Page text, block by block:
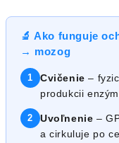
🔬 Ako funguje
→ mozog
1 Cvičenie –
produkcii
2 Uvoľnenie –
a cirkuluje po